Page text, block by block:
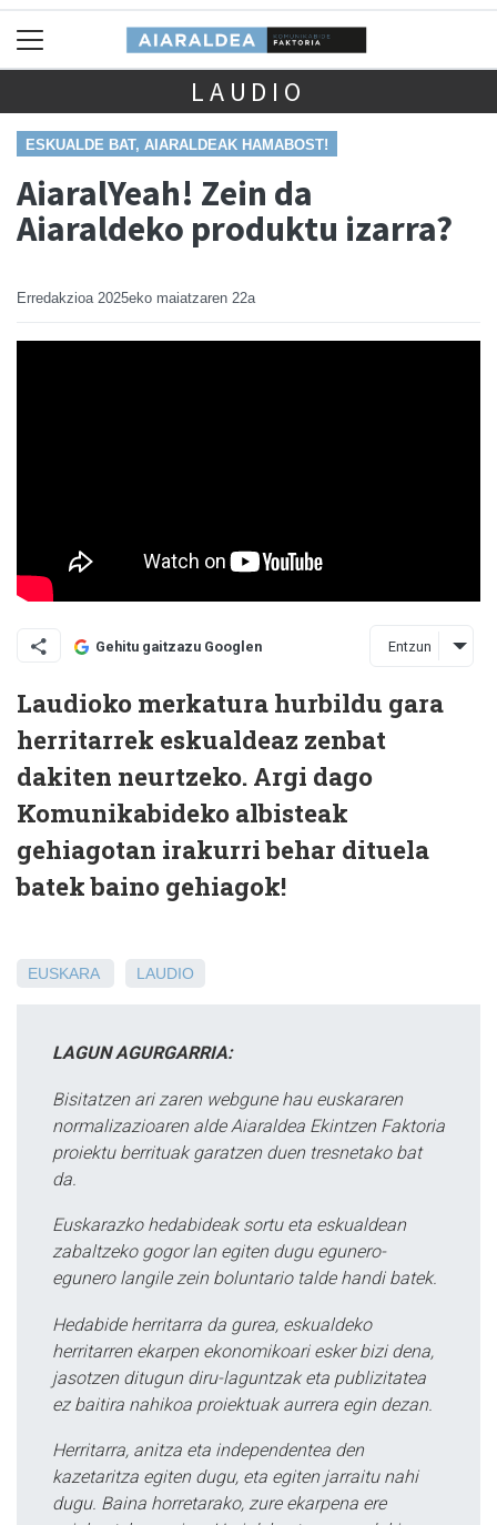
LAUDIO
ESKUALDE BAT, AIARALDEAK HAMABOST!
AiaralYeah! Zein da
Aiaraldeko produktu izarra?
Erredakzioa 2025eko maiatzaren 22a
Gehitu gaitzazu Googlen Entzun
Laudioko merkatura hurbildu gara
herritarrek eskualdeaz zenbat
dakiten neurtzeko. Argi dago
Komunikabideko albisteak
gehiagotan irakurri behar dituela
batek baino gehiagok!
EUSKARA LAUDIO
LAGUN AGURGARRIA:
Bisitatzen ari zaren webgune hau euskararen
normalizazioaren alde Aiaraldea Ekintzen Faktoria
proiektu berrituak garatzen duen tresnetako bat
da.
Euskarazko hedabideak sortu eta eskualdean
zabaltzeko gogor lan egiten dugu egunero-
egunero langile zein boluntario talde handi batek.
Hedabide herritarra da gurea, eskualdeko
herritarren ekarpen ekonomikoari esker bizi dena,
jasotzen ditugun diru-laguntzak eta publizitatea
ez baitira nahikoa proiektuak aurrera egin dezan.
Herritarra, anitza eta independentea den
kazetaritza egiten dugu, eta egiten jarraitu nahi
dugu. Baina horretarako, zure ekarpena ere